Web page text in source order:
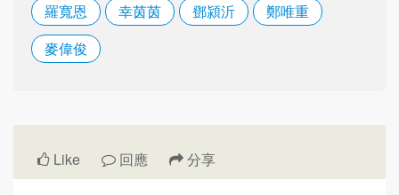
羅寬恩 幸茵茵 鄧潁沂
鄭唯重
麥偉俊
Like 回應 分享